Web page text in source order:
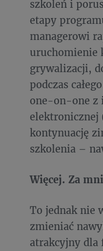
szkoleń i
etapy
managerowi
uruchomienie
grywalizacji,
podczas
one-on-one z
elektronicznej
kontynuację
szkolenia –
Więcej. Za
To jednak nie
zmieniać
atrakcyjny dla